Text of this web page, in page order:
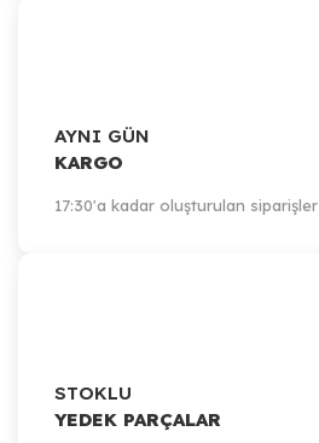
AYNI GÜN
KARGO
17:30'a kadar oluşturulan siparişler
STOKLU
YEDEK PARÇALAR